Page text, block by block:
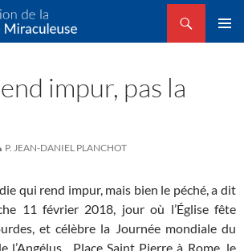
Médaille Miraculeuse
impur, pas la
P. JEAN-DANIEL PLANCHOT
qui rend impur, mais bien le péché, a dit
11 février 2018, jour où l’Église fête
et célèbre la Journée mondiale du
l’Angélus, Place Saint Pierre à Rome, le